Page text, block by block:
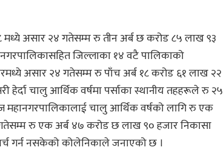
असार २४ गतेसम्म रु तीन अर्ब छ करोड ८५ लाख ९३
जिल्लाका १४ वटै पालिकाको
असार २४ गतेसम्म रु पाँच अर्ब १८ करोड ६१ लाख २२
चालु आर्थिक वर्षमा पर्साका स्थानीय तहहरूले रु २५
चालु आर्थिक वर्षको लागि रु एक
रु एक अर्ब ४७ करोड छ लाख ९० हजार निकासा
गर्न नसकेको कोलेनिकाले जनाएको छ ।